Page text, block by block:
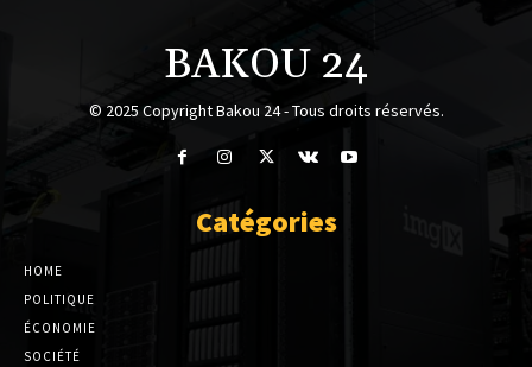
BAKOU 24
© 2025 Copyright Bakou 24 - Tous droits réservés.
Catégories
HOME
POLITIQUE
ÉCONOMIE
SOCIÉTÉ